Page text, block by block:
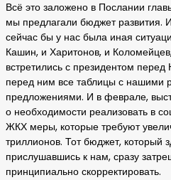
Всё это заложено в Послании
мы предлагали бюджет развития.
сейчас бы у нас была иная
Кашин, и Харитонов, и
встретились с президентом
перед ним все таблицы с нашими
предложениями. И в феврале,
о необходимости реализовать в
ЖКХ меры, которые требуют
триллионов. Тот бюджет, который
прислушавшись к нам, сразу
принципиально скорректировать.